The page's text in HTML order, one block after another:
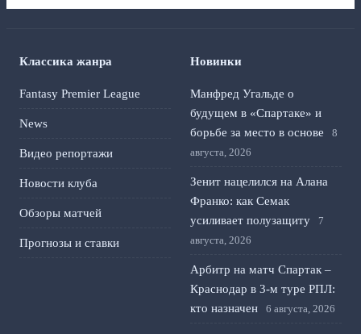
Классика жанра
Fantasy Premier League
News
Видео репортажи
Новости клуба
Обзоры матчей
Прогнозы и ставки
Новинки
Манфред Угальде о
будущем в «Спартаке» и
борьбе за место в основе
8
августа, 2026
Зенит нацелился на Алана
Франко: как Семак
усиливает полузащиту
7
августа, 2026
Арбитр на матч Спартак –
Краснодар в 3-м туре РПЛ:
кто назначен
6 августа, 2026